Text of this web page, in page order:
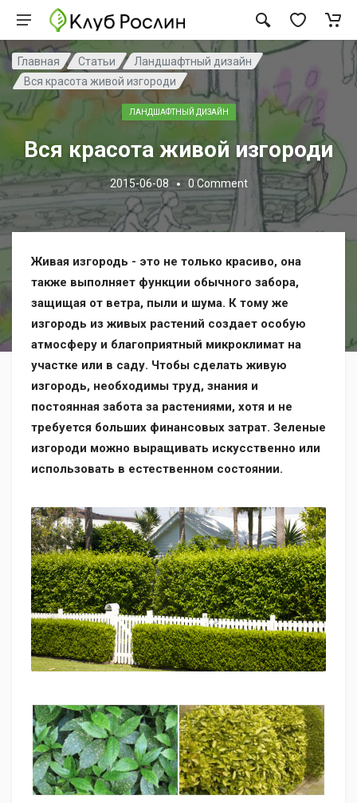
Главная Статьи
Ландшафтный дизайн
Вся красота живой изгороди
ЛАНДШАФТНЫЙ ДИЗАЙН
Вся красота живой изгороди
2015-06-08 0 Comment
Живая изгородь - это не только красиво, она
также выполняет функции обычного забора,
защищая от ветра, пыли и шума. К тому же
изгородь из живых растений создает особую
атмосферу и благоприятный микроклимат на
участке или в саду. Чтобы сделать живую
изгородь, необходимы труд, знания и
постоянная забота за растениями, хотя и не
требуется больших финансовых затрат. Зеленые
изгороди можно выращивать искусственно или
использовать в естественном состоянии.